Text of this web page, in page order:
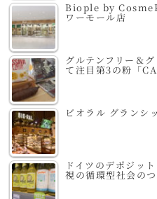
Biople by
ワーモール店
グルテンフリー＆
て注目第3の粉「
ビオラル グラン
ドイツのデポジッ
視の循環型社会の